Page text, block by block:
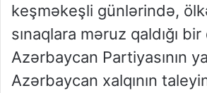
keşməkeşli günlərində,
sınaqlara məruz qaldığı
Azərbaycan Partiyasının
Azərbaycan xalqının